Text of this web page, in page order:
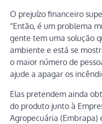
O prejuízo financeiro
“Então, é um problema
gente tem uma solução
ambiente e está se
o maior número de
ajude a apagar os
Elas pretendem ainda
do produto junto à
Agropecuária